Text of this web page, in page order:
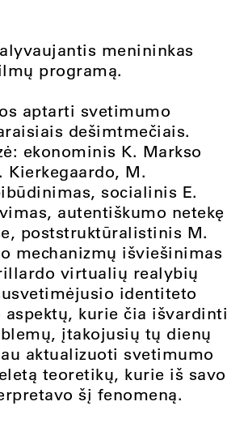
menininkas
programą.
aptarti svetimumo
dešimtmečiais.
ekonominis K. Markso
M.
socialinis E.
autentiškumo netekę
poststruktūralistinis M.
mechanizmų išviešinimas
virtualių realybių
identiteto
kurie čia išvardinti
įtakojusių tų dienų
aktualizuoti svetimumo
teoretikų, kurie iš savo
šį fenomeną.